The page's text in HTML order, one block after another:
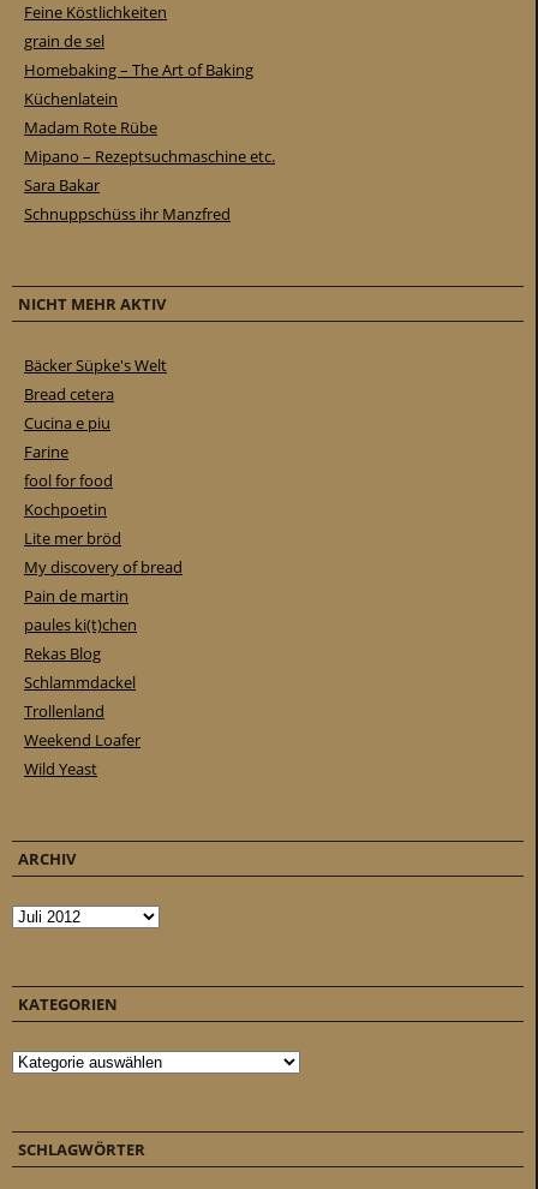
Feine Köstlichkeiten
grain de sel
Homebaking – The Art of Baking
Küchenlatein
Madam Rote Rübe
Mipano – Rezeptsuchmaschine etc.
Sara Bakar
Schnuppschüss ihr Manzfred
NICHT MEHR AKTIV
Bäcker Süpke's Welt
Bread cetera
Cucina e piu
Farine
fool for food
Kochpoetin
Lite mer bröd
My discovery of bread
Pain de martin
paules ki(t)chen
Rekas Blog
Schlammdackel
Trollenland
Weekend Loafer
Wild Yeast
ARCHIV
Archiv
KATEGORIEN
Kategorien
SCHLAGWÖRTER